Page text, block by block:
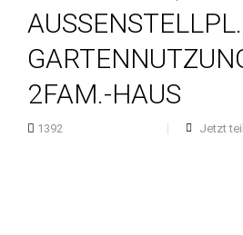
2FAM.-HAUS
1392 Jetzt